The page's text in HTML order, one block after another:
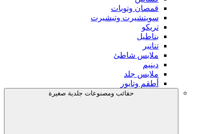
قمصان وتوبات
سويتشيرت وتيشيرت
تريكو
بناطيل
تنانير
ملابس شاطئ
دينيم
ملابس جلد
أطقم وتايور
حقائب ومصنوعات جلدية صغيرة